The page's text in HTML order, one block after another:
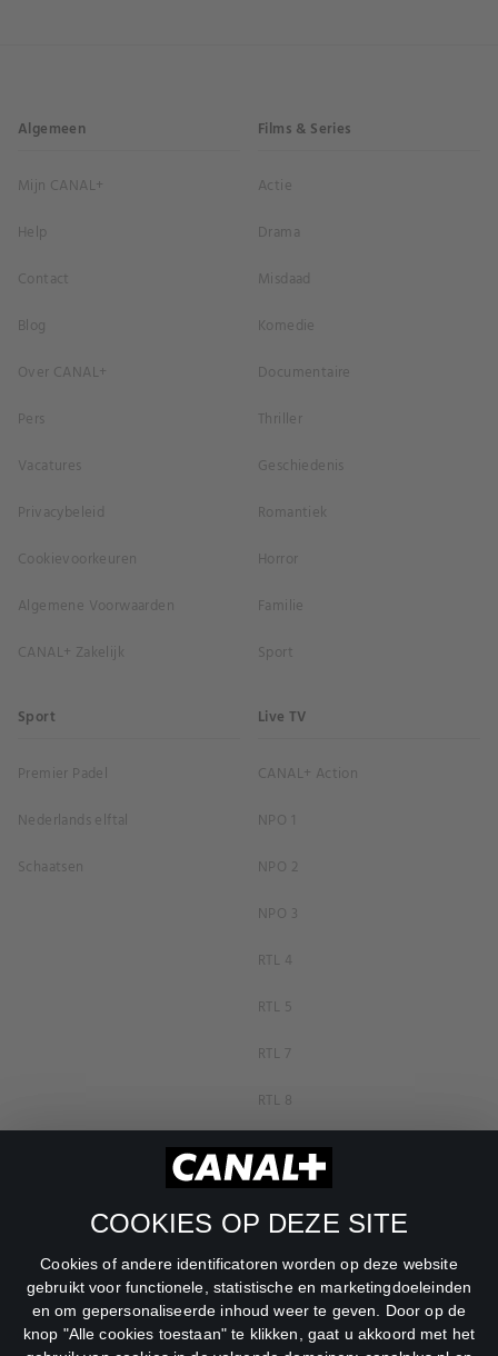
COOKIES OP DEZE SITE
Cookies of andere identificatoren worden op deze website
gebruikt voor functionele, statistische en marketingdoeleinden
en om gepersonaliseerde inhoud weer te geven. Door op de
knop "Alle cookies toestaan" te klikken, gaat u akkoord met het
Algemeen
Mijn CANAL+
Help
Contact
Blog
Over CANAL+
Pers
Vacatures
Privacybeleid
Cookievoorkeuren
Algemene Voorwaarden
CANAL+ Zakelijk
Films & Series
Actie
Drama
Misdaad
Komedie
Documentaire
Thriller
Geschiedenis
Romantiek
Horror
Familie
Sport
Sport
Premier Padel
Nederlands elftal
Schaatsen
Live TV
CANAL+ Action
NPO 1
NPO 2
NPO 3
RTL 4
RTL 5
RTL 7
RTL 8
RTL Z
SBS6
Net5
Veronica
DreamWorks Channel